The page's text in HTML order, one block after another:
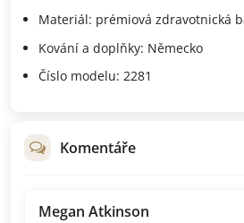
Materiál: prémiová zdravotnická
Kování a doplňky: Německo
Číslo modelu: 2281
Komentáře
Megan Atkinson